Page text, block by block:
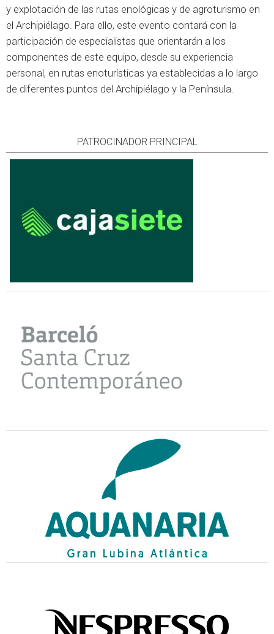
y explotación de las rutas enológicas y de agroturismo en
el Archipiélago. Para ello, este evento contará con la
participación de especialistas que orientarán a los
componentes de este equipo, desde su experiencia
personal, en rutas enoturísticas ya establecidas a lo largo
de diferentes puntos del Archipiélago y la Península.
PATROCINADOR PRINCIPAL